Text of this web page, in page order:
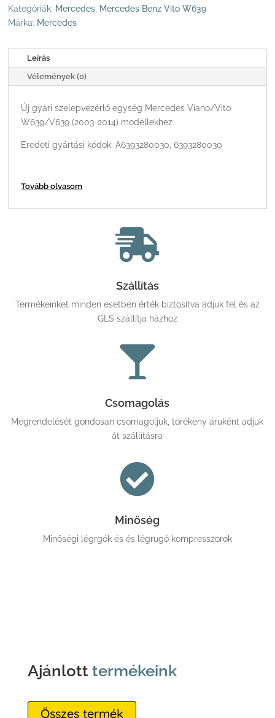
Kategóriák: Mercedes Mercedes Benz Vito W639
Márka: Mercedes
Leírás
Vélemények (0)
Új gyári szelepvezérlő egység Mercedes Viano/Vito
W639/V639 (2003-2014) modellekhez
Eredeti gyártási kódok: A6393280030, 6393280030
Tovább olvasom

Szállítás
Termékeinket minden esetben érték biztosítva adjuk fel és az
GLS szállítja házhoz

Csomagolás
Megrendelését gondosan csomagoljuk, törékeny áruként adjuk
át szállításra

Minőség
Minőségi légrgók és és légrugó kompresszorok
Ajánlott termékeink
Összes termék